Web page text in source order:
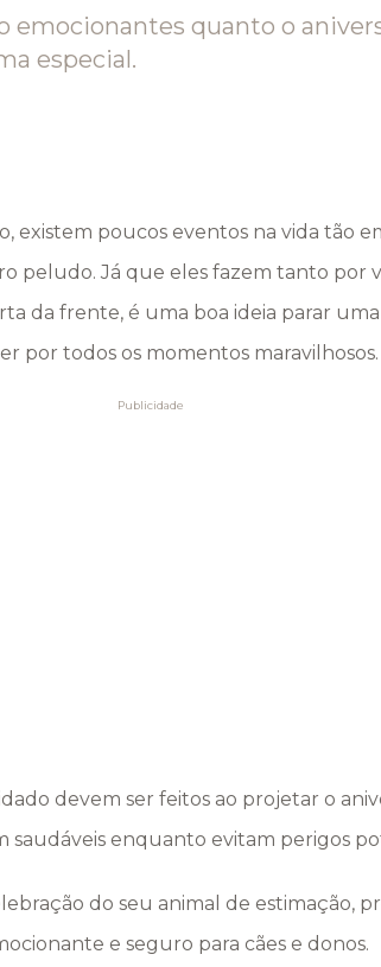
emocionantes quanto o
especial.
existem poucos eventos na vida tão
peludo. Já que eles fazem tanto por
da frente, é uma boa ideia parar
por todos os momentos maravilhosos.
Publicidade
devem ser feitos ao projetar o
saudáveis enquanto evitam perigos
do seu animal de estimação,
e seguro para cães e donos.